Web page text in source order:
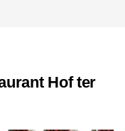
Hof ter